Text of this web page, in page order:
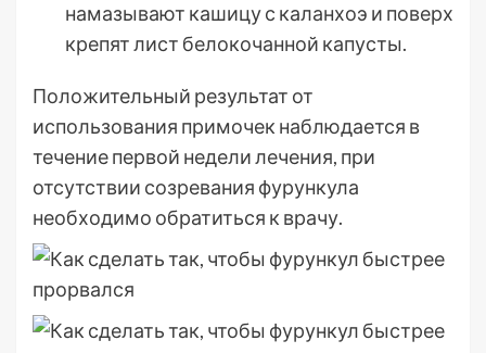
намазывают кашицу с каланхоэ и поверх
крепят лист белокочанной капусты.
Положительный результат от
использования примочек наблюдается в
течение первой недели лечения, при
отсутствии созревания фурункула
необходимо обратиться к врачу.